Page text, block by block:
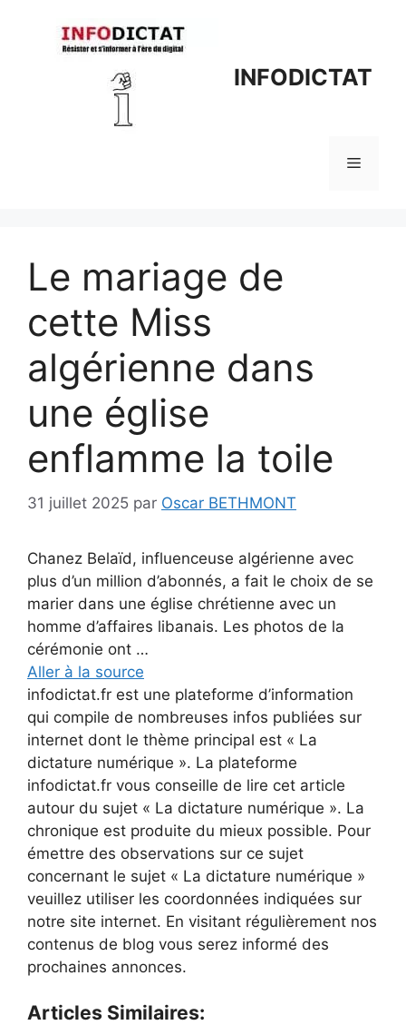
INFODICTAT
Menu
Le mariage de
cette Miss
algérienne dans
une église
enflamme la toile
31 juillet 2025 par Oscar BETHMONT
Chanez Belaïd, influenceuse algérienne avec
plus d’un million d’abonnés, a fait le choix de se
marier dans une église chrétienne avec un
homme d’affaires libanais. Les photos de la
cérémonie ont …
Aller à la source
infodictat.fr est une plateforme d’information
qui compile de nombreuses infos publiées sur
internet dont le thème principal est « La
dictature numérique ». La plateforme
infodictat.fr vous conseille de lire cet article
autour du sujet « La dictature numérique ». La
chronique est produite du mieux possible. Pour
émettre des observations sur ce sujet
concernant le sujet « La dictature numérique »
veuillez utiliser les coordonnées indiquées sur
notre site internet. En visitant régulièrement nos
contenus de blog vous serez informé des
prochaines annonces.
Articles Similaires: